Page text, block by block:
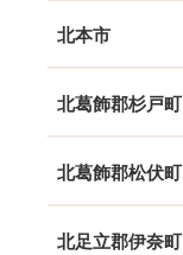
北本市
北葛飾郡杉戸町
北葛飾郡松伏町
北足立郡伊奈町